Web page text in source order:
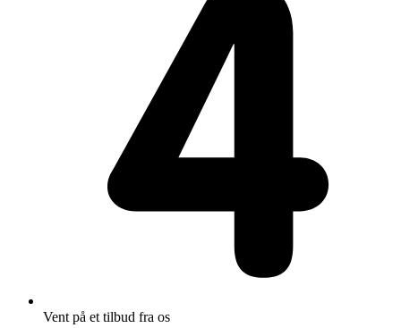
Vent på et tilbud fra os